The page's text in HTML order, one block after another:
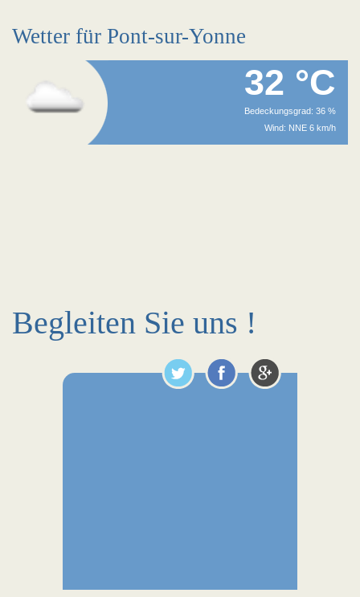
Wetter für Pont-sur-Yonne
32 °C
Bedeckungsgrad: 36 %
Wind: NNE 6 km/h
Begleiten Sie uns !